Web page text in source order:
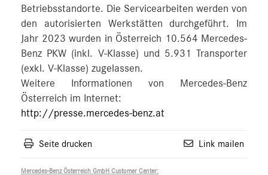
Betriebsstandorte. Die Servicearbeiten werden von
den autorisierten Werkstätten durchgeführt. Im
Jahr 2023 wurden in Österreich 10.564 Mercedes-
Benz PKW (inkl. V-Klasse) und 5.931 Transporter
(exkl. V-Klasse) zugelassen.
Weitere Informationen von Mercedes-Benz
Österreich im Internet:
http://presse.mercedes-benz.at
Seite drucken Link mailen
Mercedes-Benz Österreich GmbH Customer Center: